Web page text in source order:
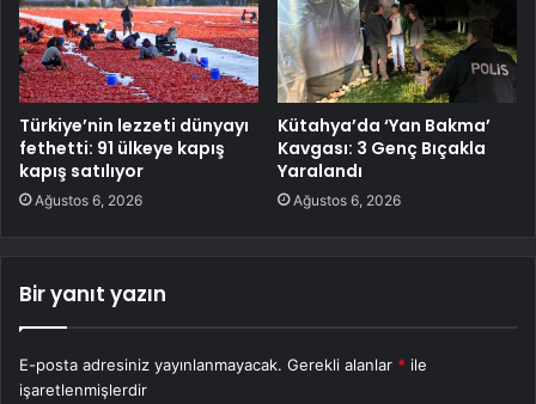
Türkiye’nin lezzeti dünyayı
fethetti: 91 ülkeye kapış
kapış satılıyor
Ağustos 6, 2026
Kütahya’da ‘Yan Bakma’
Kavgası: 3 Genç Bıçakla
Yaralandı
Ağustos 6, 2026
Bir yanıt yazın
E-posta adresiniz yayınlanmayacak. Gerekli alanlar * ile
işaretlenmişlerdir